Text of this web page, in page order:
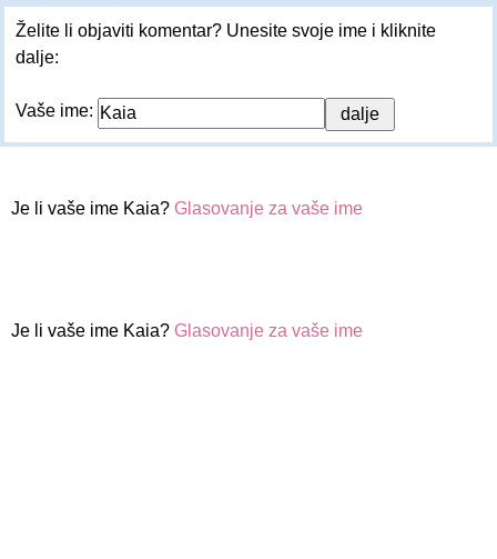
Želite li objaviti komentar? Unesite svoje ime i kliknite
dalje:
Vaše ime:
Je li vaše ime Kaia? Glasovanje za vaše ime
Je li vaše ime Kaia? Glasovanje za vaše ime